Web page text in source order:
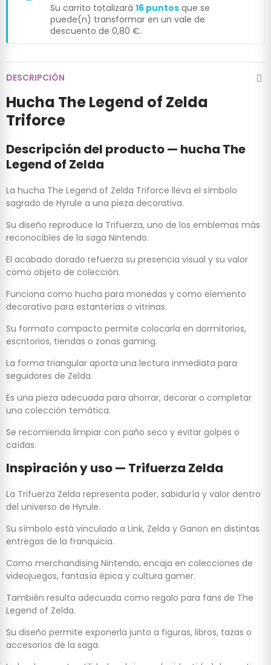
Su carrito totalizará 16 puntos que se
puede(n) transformar en un vale de
descuento de 0,80 €.
DESCRIPCIÓN
Hucha The Legend of Zelda
Triforce
Descripción del producto — hucha The
Legend of Zelda
La hucha The Legend of Zelda Triforce lleva el símbolo
sagrado de Hyrule a una pieza decorativa.
Su diseño reproduce la Trifuerza, uno de los emblemas más
reconocibles de la saga Nintendo.
El acabado dorado refuerza su presencia visual y su valor
como objeto de colección.
Funciona como hucha para monedas y como elemento
decorativo para estanterías o vitrinas.
Su formato compacto permite colocarla en dormitorios,
escritorios, tiendas o zonas gaming.
La forma triangular aporta una lectura inmediata para
seguidores de Zelda.
Es una pieza adecuada para ahorrar, decorar o completar
una colección temática.
Se recomienda limpiar con paño seco y evitar golpes o
caídas.
Inspiración y uso — Trifuerza Zelda
La Trifuerza Zelda representa poder, sabiduría y valor dentro
del universo de Hyrule.
Su símbolo está vinculado a Link, Zelda y Ganon en distintas
entregas de la franquicia.
Como merchandising Nintendo, encaja en colecciones de
videojuegos, fantasía épica y cultura gamer.
También resulta adecuada como regalo para fans de The
Legend of Zelda.
Su diseño permite exponerla junto a figuras, libros, tazas o
accesorios de la saga.